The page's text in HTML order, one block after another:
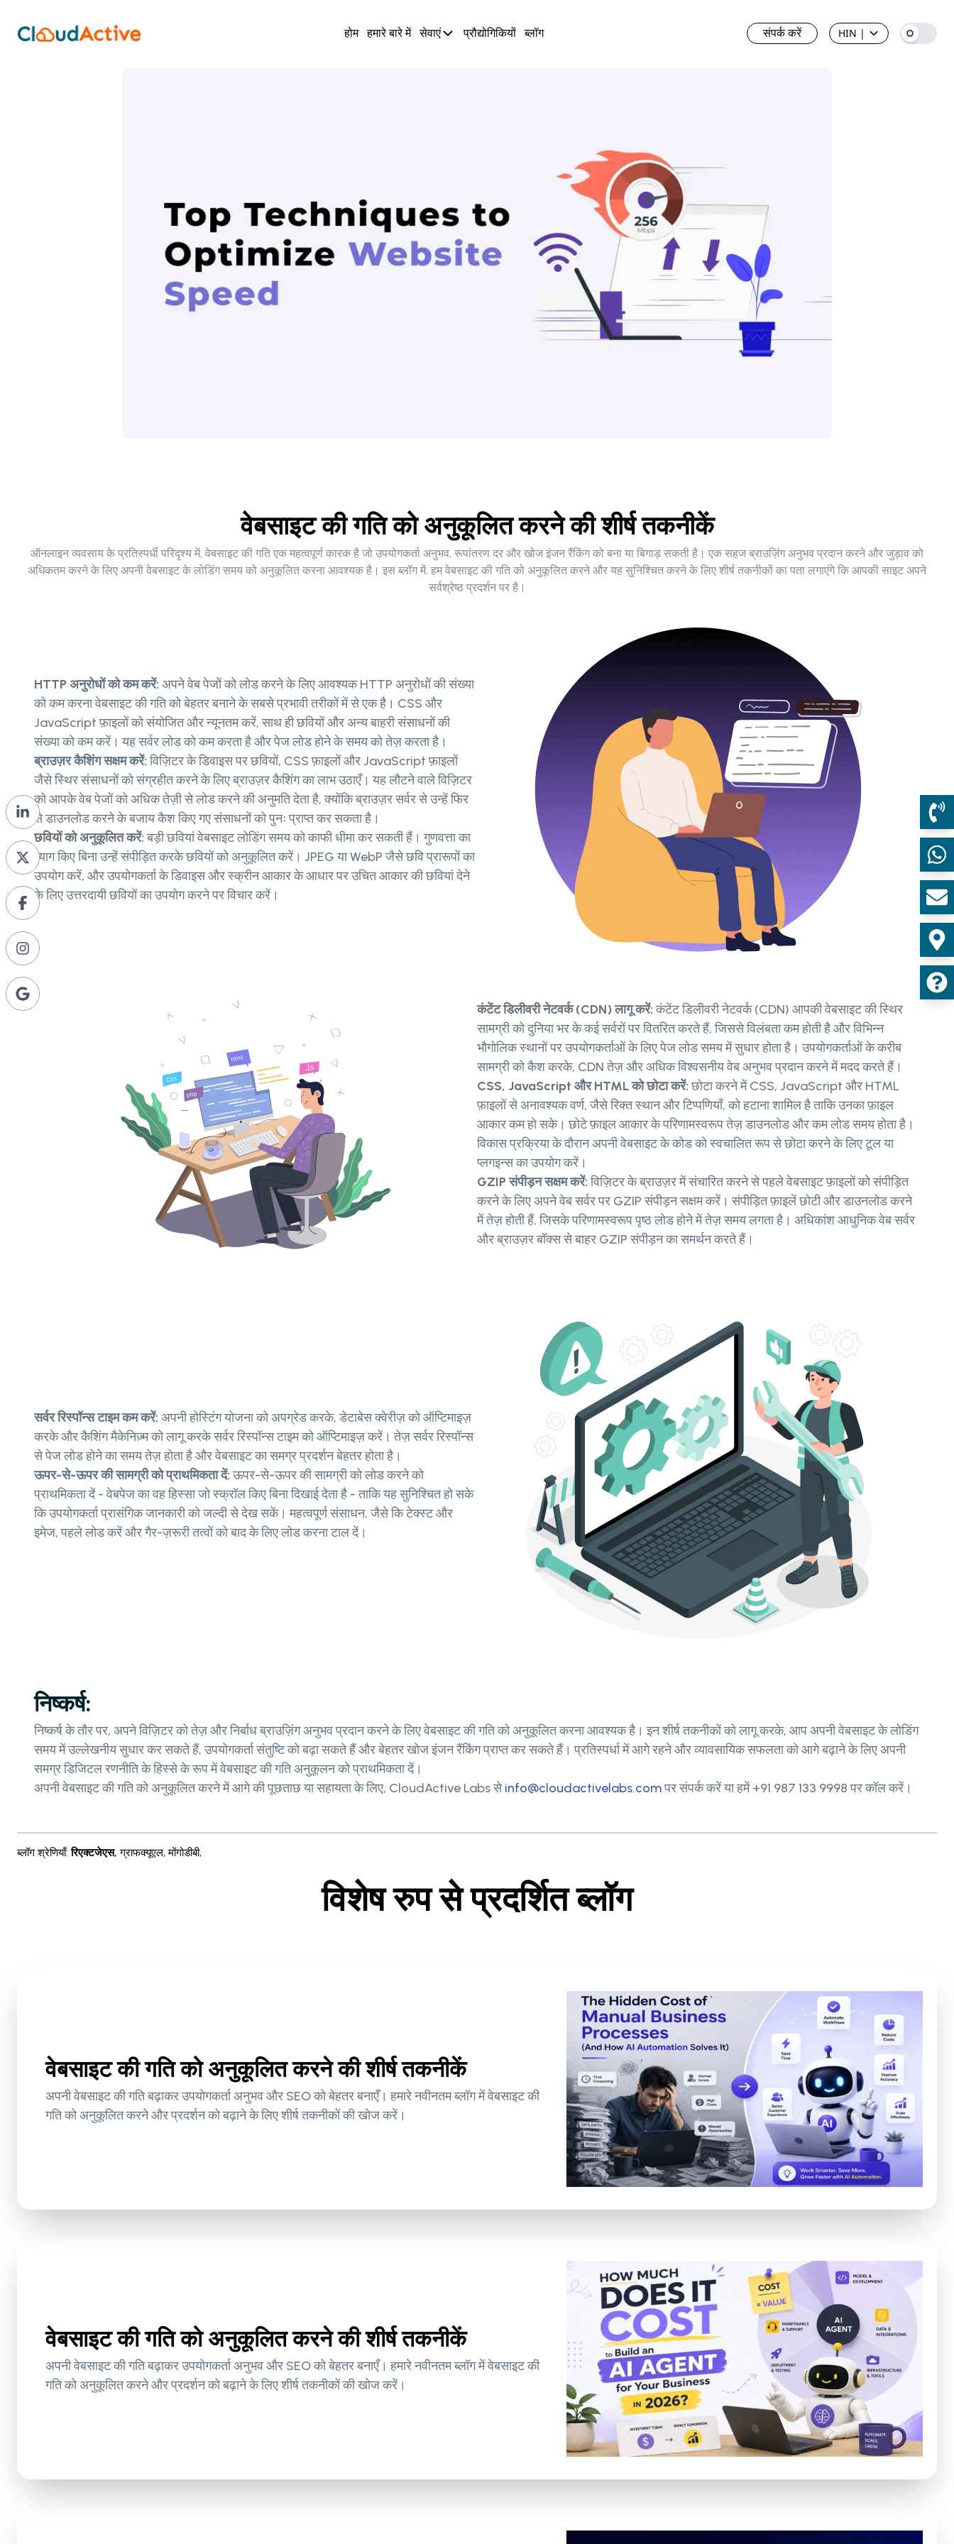
होम हमारे बारे में सेवाएं प्रौद्योगिकियों ब्लॉग संपर्क करें HIN |
वेबसाइट की गति को अनुकूलित करने की शीर्ष तकनीकें
ऑनलाइन व्यवसाय के प्रतिस्पर्धी परिदृश्य में, वेबसाइट की गति एक महत्वपूर्ण कारक है जो उपयोगकर्ता अनुभव, रूपांतरण दर और खोज इंजन रैंकिंग को बना या बिगाड़ सकती है। एक सहज ब्राउज़िंग अनुभव प्रदान करने और जुड़ाव को
अधिकतम करने के लिए अपनी वेबसाइट के लोडिंग समय को अनुकूलित करना आवश्यक है। इस ब्लॉग में, हम वेबसाइट की गति को अनुकूलित करने और यह सुनिश्चित करने के लिए शीर्ष तकनीकों का पता लगाएंगे कि आपकी साइट अपने
सर्वश्रेष्ठ प्रदर्शन पर है।
HTTP अनुरोधों को कम करें: अपने वेब पेजों को लोड करने के लिए आवश्यक HTTP अनुरोधों की संख्या
को कम करना वेबसाइट की गति को बेहतर बनाने के सबसे प्रभावी तरीकों में से एक है। CSS और
JavaScript फ़ाइलों को संयोजित और न्यूनतम करें, साथ ही छवियों और अन्य बाहरी संसाधनों की
संख्या को कम करें। यह सर्वर लोड को कम करता है और पेज लोड होने के समय को तेज़ करता है।
ब्राउज़र कैशिंग सक्षम करें:विज़िटर के डिवाइस पर छवियों, CSS फ़ाइलों और JavaScript फ़ाइलों
जैसे स्थिर संसाधनों को संग्रहीत करने के लिए ब्राउज़र कैशिंग का लाभ उठाएँ। यह लौटने वाले विज़िटर
को आपके वेब पेजों को अधिक तेज़ी से लोड करने की अनुमति देता है, क्योंकि ब्राउज़र सर्वर से उन्हें फिर
से डाउनलोड करने के बजाय कैश किए गए संसाधनों को पुनः प्राप्त कर सकता है।
छवियों को अनुकूलित करें:बड़ी छवियां वेबसाइट लोडिंग समय को काफी धीमा कर सकती हैं। गुणवत्ता का
त्याग किए बिना उन्हें संपीड़ित करके छवियों को अनुकूलित करें। JPEG या WebP जैसे छवि प्रारूपों का
उपयोग करें, और उपयोगकर्ता के डिवाइस और स्क्रीन आकार के आधार पर उचित आकार की छवियां देने
के लिए उत्तरदायी छवियों का उपयोग करने पर विचार करें।
कंटेंट डिलीवरी नेटवर्क (CDN) लागू करें:कंटेंट डिलीवरी नेटवर्क (CDN) आपकी वेबसाइट की स्थिर
सामग्री को दुनिया भर के कई सर्वरों पर वितरित करते हैं, जिससे विलंबता कम होती है और विभिन्न
भौगोलिक स्थानों पर उपयोगकर्ताओं के लिए पेज लोड समय में सुधार होता है। उपयोगकर्ताओं के करीब
सामग्री को कैश करके, CDN तेज़ और अधिक विश्वसनीय वेब अनुभव प्रदान करने में मदद करते हैं।
CSS, JavaScript और HTML को छोटा करें:छोटा करने में CSS, JavaScript और HTML
फ़ाइलों से अनावश्यक वर्ण, जैसे रिक्त स्थान और टिप्पणियाँ, को हटाना शामिल है ताकि उनका फ़ाइल
आकार कम हो सके। छोटे फ़ाइल आकार के परिणामस्वरूप तेज़ डाउनलोड और कम लोड समय होता है।
विकास प्रक्रिया के दौरान अपनी वेबसाइट के कोड को स्वचालित रूप से छोटा करने के लिए टूल या
प्लगइन्स का उपयोग करें।
GZIP संपीड़न सक्षम करें:विज़िटर के ब्राउज़र में संचारित करने से पहले वेबसाइट फ़ाइलों को संपीड़ित
करने के लिए अपने वेब सर्वर पर GZIP संपीड़न सक्षम करें। संपीड़ित फ़ाइलें छोटी और डाउनलोड करने
में तेज़ होती हैं, जिसके परिणामस्वरूप पृष्ठ लोड होने में तेज़ समय लगता है। अधिकांश आधुनिक वेब सर्वर
और ब्राउज़र बॉक्स से बाहर GZIP संपीड़न का समर्थन करते हैं।
सर्वर रिस्पॉन्स टाइम कम करें: अपनी होस्टिंग योजना को अपग्रेड करके, डेटाबेस क्वेरीज़ को ऑप्टिमाइज़
करके और कैशिंग मैकेनिज़्म को लागू करके सर्वर रिस्पॉन्स टाइम को ऑप्टिमाइज़ करें। तेज़ सर्वर रिस्पॉन्स
से पेज लोड होने का समय तेज़ होता है और वेबसाइट का समग्र प्रदर्शन बेहतर होता है।
ऊपर-से-ऊपर की सामग्री को प्राथमिकता दें:ऊपर-से-ऊपर की सामग्री को लोड करने को
प्राथमिकता दें - वेबपेज का वह हिस्सा जो स्क्रॉल किए बिना दिखाई देता है - ताकि यह सुनिश्चित हो सके
कि उपयोगकर्ता प्रासंगिक जानकारी को जल्दी से देख सकें। महत्वपूर्ण संसाधन, जैसे कि टेक्स्ट और
इमेज, पहले लोड करें और गैर-ज़रूरी तत्वों को बाद के लिए लोड करना टाल दें।
निष्कर्ष:
निष्कर्ष के तौर पर, अपने विज़िटर को तेज़ और निर्बाध ब्राउज़िंग अनुभव प्रदान करने के लिए वेबसाइट की गति को अनुकूलित करना आवश्यक है। इन शीर्ष तकनीकों को लागू करके, आप अपनी वेबसाइट के लोडिंग
समय में उल्लेखनीय सुधार कर सकते हैं, उपयोगकर्ता संतुष्टि को बढ़ा सकते हैं और बेहतर खोज इंजन रैंकिंग प्राप्त कर सकते हैं। प्रतिस्पर्धा में आगे रहने और व्यावसायिक सफलता को आगे बढ़ाने के लिए अपनी
समग्र डिजिटल रणनीति के हिस्से के रूप में वेबसाइट की गति अनुकूलन को प्राथमिकता दें।
अपनी वेबसाइट की गति को अनुकूलित करने में आगे की पूछताछ या सहायता के लिए, CloudActive Labs सेinfo@cloudactivelabs.comपर संपर्क करें या हमें +91 987 133 9998 पर कॉल करें।
ब्लॉग श्रेणियाँ: रिएक्टजेएस, ग्राफक्यूएल,मोंगोडीबी,
विशेष रुप से प्रदर्शित ब्लॉग
वेबसाइट की गति को अनुकूलित करने की शीर्ष तकनीकें
अपनी वेबसाइट की गति बढ़ाकर उपयोगकर्ता अनुभव और SEO को बेहतर बनाएँ। हमारे नवीनतम ब्लॉग में वेबसाइट की
गति को अनुकूलित करने और प्रदर्शन को बढ़ाने के लिए शीर्ष तकनीकों की खोज करें।
वेबसाइट की गति को अनुकूलित करने की शीर्ष तकनीकें
अपनी वेबसाइट की गति बढ़ाकर उपयोगकर्ता अनुभव और SEO को बेहतर बनाएँ। हमारे नवीनतम ब्लॉग में वेबसाइट की
गति को अनुकूलित करने और प्रदर्शन को बढ़ाने के लिए शीर्ष तकनीकों की खोज करें।